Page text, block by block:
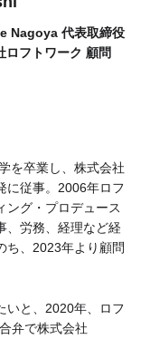
Nagoya 代表取締役
ロフトワーク 顧問
を卒業し、株式会社
に従事。2006年ロフ
ング・プロデュース
、労務、経理など経
ち、2023年より顧問
いと、2020年、ロフ
弁で株式会社